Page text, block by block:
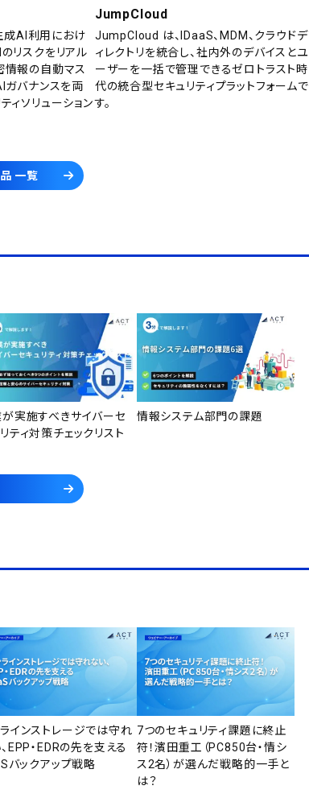
AI利用におけ
リスクをリアル
情報の自動マス
ガバナンスを両
ィソリューション
JumpCloud
JumpCloud は、IDaaS、MDM、クラウドデ
ィレクトリを統合し、社内外のデバイスとユ
ーザーを一括で管理できるゼロトラスト時
代の統合型セキュリティプラットフォームで
す。
一覧
実施すべきサイバーセ
ティ対策チェックリスト
情報システム部門の課題
インストレージでは守れ
EPP・EDRの先を支える
バックアップ戦略
7つのセキュリティ課題に終止
符！濱田重工（PC850台・情シ
ス2名）が選んだ戦略的一手と
は？